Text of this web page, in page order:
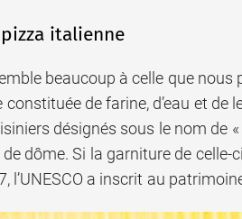
italienne
beaucoup à celle que
constituée de farine, d’eau et
désignés sous le nom de
dôme. Si la garniture de celle-
l’UNESCO a inscrit au